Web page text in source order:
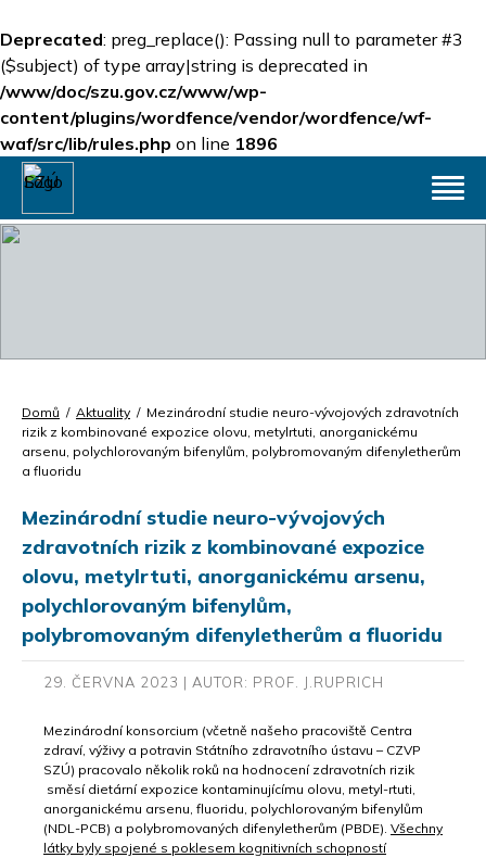
Deprecated: preg_replace(): Passing null to parameter #3
($subject) of type array|string is deprecated in
/www/doc/szu.gov.cz/www/wp-
content/plugins/wordfence/vendor/wordfence/wf-
waf/src/lib/rules.php on line 1896
Domů / Aktuality / Mezinárodní studie neuro-vývojových zdravotních
rizik z kombinované expozice olovu, metylrtuti, anorganickému
arsenu, polychlorovaným bifenylům, polybromovaným difenyletherům
a fluoridu
Mezinárodní studie neuro-vývojových
zdravotních rizik z kombinované expozice
olovu, metylrtuti, anorganickému arsenu,
polychlorovaným bifenylům,
polybromovaným difenyletherům a fluoridu
29. ČERVNA 2023 | AUTOR: PROF. J.RUPRICH
Mezinárodní konsorcium (včetně našeho pracoviště Centra
zdraví, výživy a potravin Státního zdravotního ústavu – CZVP
SZÚ) pracovalo několik roků na hodnocení zdravotních rizik
směsí dietární expozice kontaminujícímu olovu, metyl-rtuti,
anorganickému arsenu, fluoridu, polychlorovaným bifenylům
(NDL-PCB) a polybromovaných difenyletherům (PBDE). Všechny
látky byly spojené s poklesem kognitivních schopností